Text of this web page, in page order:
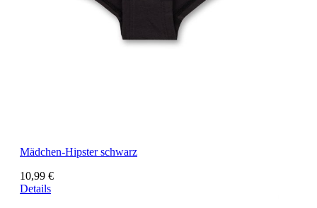
Mädchen-Hipster schwarz
10,99 €
Details